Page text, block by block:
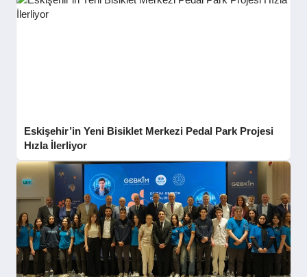
Eskişehir’in Yeni Bisiklet Merkezi Pedal Park Projesi
Hızla İlerliyor